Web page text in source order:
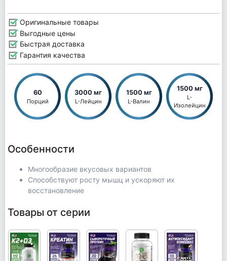
Оригинальные товары
Выгодные цены
Быстрая доставка
Гарантия качества
60
Порций
3000 мг
L-Лейцин
1500 мг
L-Валин
1500 мг
L-
Изолейцин
Особенности
Многообразие вкусовых вариантов
Способствуют росту мышц и ускоряют их
восстановление
Товары от серии